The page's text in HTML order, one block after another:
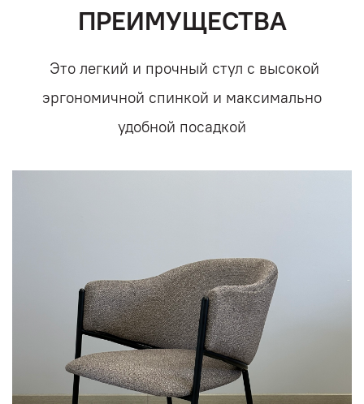
ПРЕИМУЩЕСТВА
Это легкий и прочный стул с высокой
эргономичной спинкой и максимально
удобной посадкой